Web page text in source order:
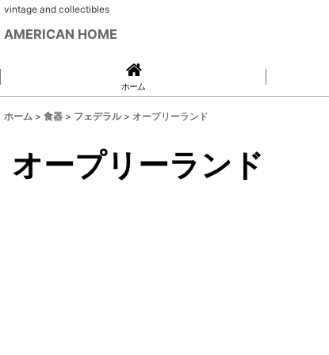
vintage and collectibles
AMERICAN HOME
ホーム
ホーム > 食器 > フェデラル > オープリーランド
オープリーランド